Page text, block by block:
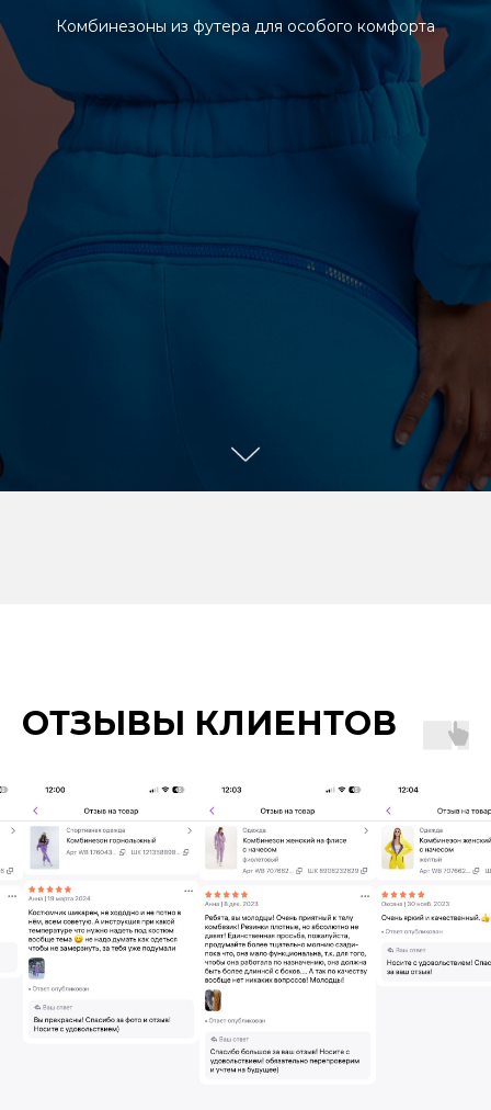
Комбинезоны из футера для особого комфорта
ОТЗЫВЫ КЛИЕНТОВ